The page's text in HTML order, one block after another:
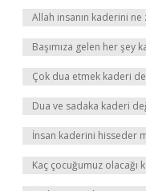
Allah insanın kaderini
Başımıza gelen her şey
Çok dua etmek kaderi
Dua ve sadaka kaderi
İnsan kaderini hisseder
Kaç çocuğumuz olacağı